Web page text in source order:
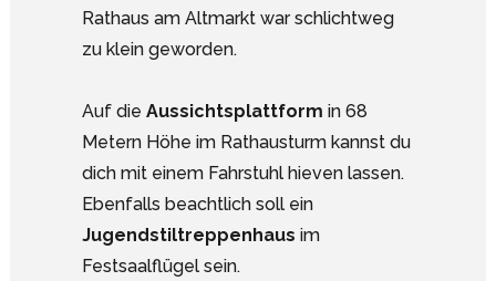
Rathaus am Altmarkt war schlichtweg
zu klein geworden.
Auf die Aussichtsplattform in 68
Metern Höhe im Rathausturm kannst du
dich mit einem Fahrstuhl hieven lassen.
Ebenfalls beachtlich soll ein
Jugendstiltreppenhaus im
Festsaalflügel sein.